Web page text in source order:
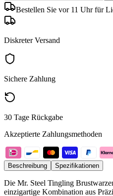
Bestellen Sie vor 11 Uhr für
Diskreter Versand
Sichere Zahlung
30 Tage Rückgabe
Akzeptierte Zahlungsmethoden
Beschreibung Spezifikationen
Die Mr. Steel Tingling
einzigartige Kombination aus